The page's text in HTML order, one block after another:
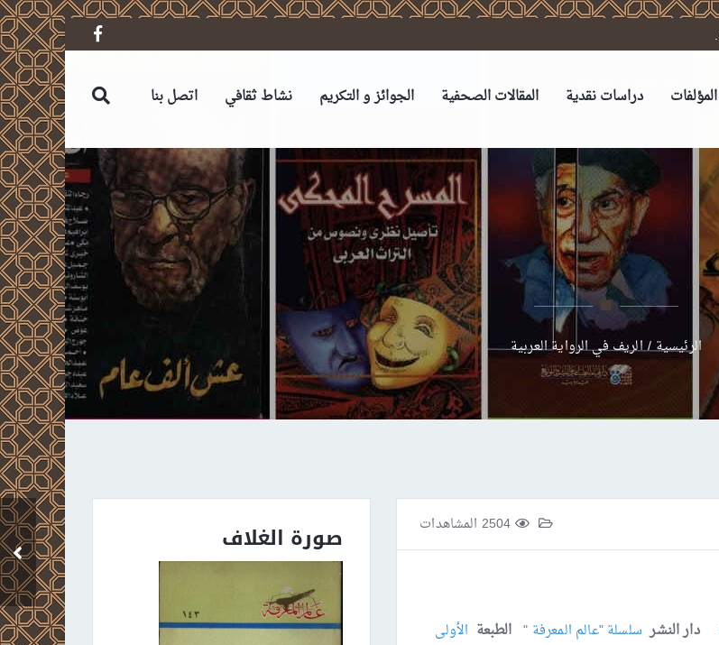
المؤلفات دراسات نقدية المقالات الصحفية الجوائز و التكريم نشاط ثقافي اتصل بنا
الرئيسية/الريف في الرواية العربية
حكاية الزكي الهراس
(مجموعة من القصص
القصيرة)
دار النشر سلسلة "عالم المعرفة " الطبعة الأولى
صورة الغلاف